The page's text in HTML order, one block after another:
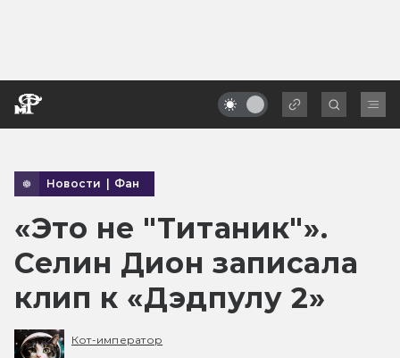
Новости | Фан
«Это не "Титаник"».
Селин Дион записала
клип к «Дэдпулу 2»
Кот-император